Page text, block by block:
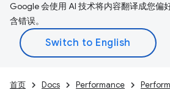
Google 会使用 AI 技术将内容翻译成您偏
含错误。
首页 Docs Performance